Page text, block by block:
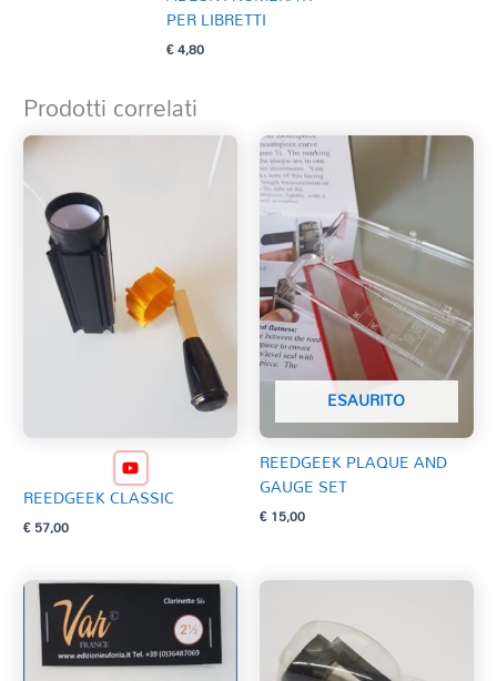
PER LIBRETTI
€4,80
Prodotti correlati
REEDGEEK CLASSIC
€57,00
ESAURITO
REEDGEEK PLAQUE AND
GAUGE SET
€15,00